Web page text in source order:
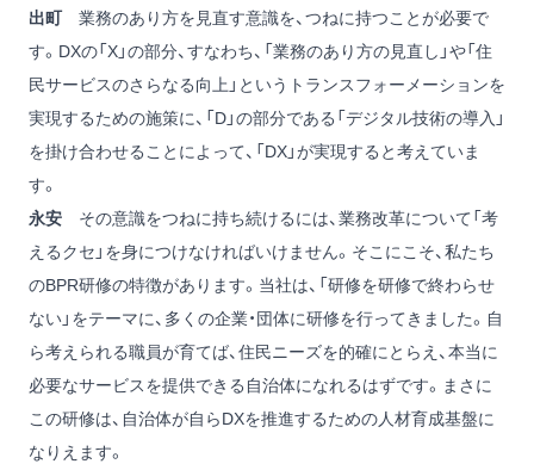
出町業務のあり方を見直す意識を、つねに持つことが必要で
す。DXの「X」の部分、すなわち、「業務のあり方の見直し」や「住
民サービスのさらなる向上」というトランスフォーメーションを
実現するための施策に、「D」の部分である「デジタル技術の導入」
を掛け合わせることによって、「DX」が実現すると考えていま
す。
永安 その意識をつねに持ち続けるには、業務改革について「考
えるクセ」を身につけなければいけません。そこにこそ、私たち
のBPR研修の特徴があります。当社は、「研修を研修で終わらせ
ない」をテーマに、多くの企業・団体に研修を行ってきました。自
ら考えられる職員が育てば、住民ニーズを的確にとらえ、本当に
必要なサービスを提供できる自治体になれるはずです。まさに
この研修は、自治体が自らDXを推進するための人材育成基盤に
なりえます。